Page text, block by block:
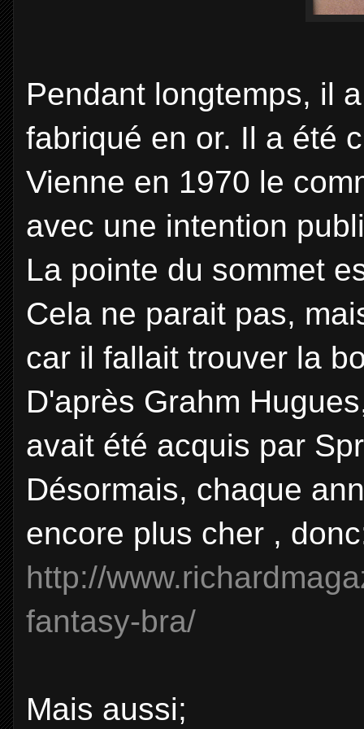
Pendant longtemps, il
fabriqué en or. Il a été
Vienne en 1970 le
avec une intention
La pointe du sommet
Cela ne parait pas,
car il fallait trouver la
D'après Grahm
avait été acquis par
Désormais, chaque
encore plus cher ,
http://
fantasy-bra/
Mais aussi;